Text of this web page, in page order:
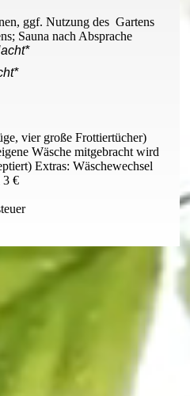
ggf. Nutzung des Gartens
Sauna nach Absprache
vier große Frottiertücher)
Wäsche mitgebracht wird
Extras: Wäschewechsel
3 €